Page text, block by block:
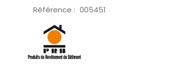
Référence : 005451